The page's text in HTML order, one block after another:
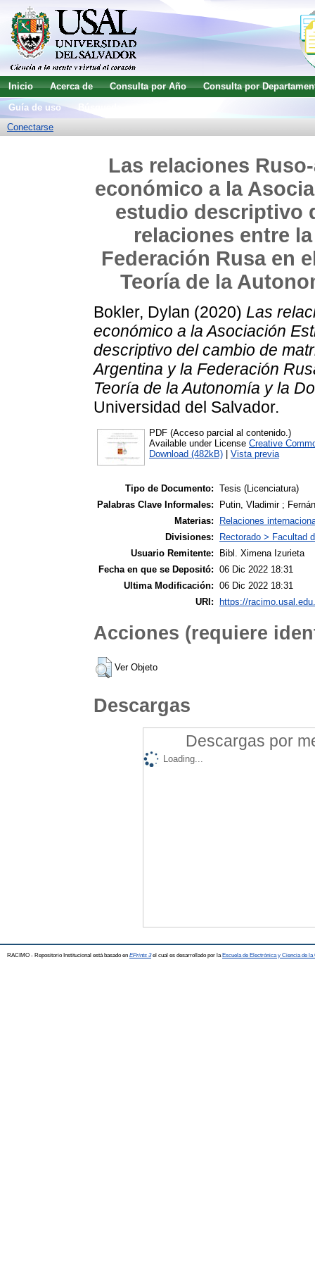
Inicio Acerca de Consulta por Año
Consulta por
Guía de uso
Conectarse
Las relaciones
económico a la
estudio descriptivo
relaciones entre
Federación Rusa en
Teoría de la
Bokler, Dylan (2020) Las
económico a la Asociación
descriptivo del cambio de
Argentina y la Federación
Teoría de la Autonomía y la
Universidad del Salvador.
PDF (Acceso parcial al contenido.)
Available under License Creative
Download (482kB)
Vista previa
Tipo de Documento: Tesis (Licenciatura)
Palabras Clave Informales:
Putin, Vladimir ;
Materias:
Relaciones
Divisiones:
Rectorado > Facultad
Usuario Remitente:
Bibl. Ximena Izurieta
Fecha en que se Depositó: 06 Dic 2022 18:31
Ultima Modificación: 06 Dic 2022 18:31
URI:
https://
Acciones (requiere
Ver Objeto
Descargas
Descargas por
Loading...
RACIMO - Repositorio Institucional está basado en EPrints 3el cual es desarrollado por la Escuela de Electrónica y Ciencia de la